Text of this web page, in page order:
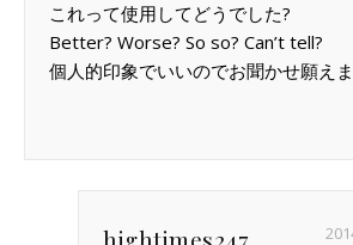
これって使用してどうでした?
Better? Worse? So so? Can’t tell?
個人的印象でいいのでお聞かせ願え